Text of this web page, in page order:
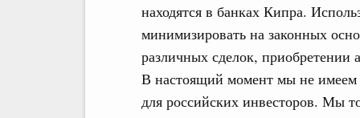
находятся в банках Кипра.
минимизировать на законных
различных сделок,
В настоящий момент мы не имеем
для российских инвесторов. Мы